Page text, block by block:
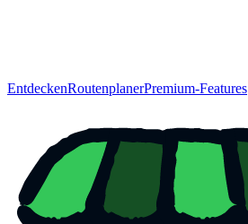
EntdeckenRoutenplanerPremium-Features